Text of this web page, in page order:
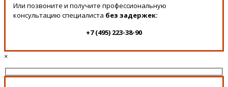
Или позвоните и получите профессиональную
консультацию специалиста без задержек:
+7 (495) 223-38-90
×